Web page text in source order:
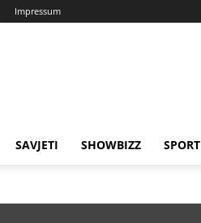
Impressum
SAVJETI SHOWBIZZ SPORT